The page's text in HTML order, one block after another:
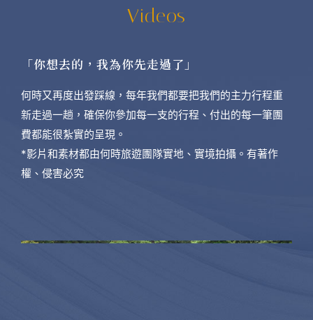
Videos
「你想去的，我為你先走過了」
何時又再度出發踩線，每年我們都要把我們的主力行程重
新走過一趟，確保你參加每一支的行程、付出的每一筆團
費都能很紮實的呈現。
*影片和素材都由何時旅遊團隊實地、實境拍攝。有著作
權、侵害必究